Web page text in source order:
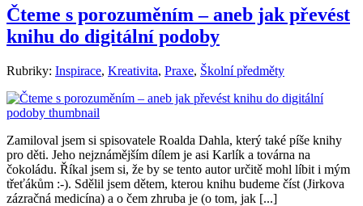
Čteme s porozuměním – aneb jak převést
knihu do digitální podoby
Rubriky: Inspirace, Kreativita, Praxe, Školní předměty
Zamiloval jsem si spisovatele Roalda Dahla, který také píše knihy
pro děti. Jeho nejznámějším dílem je asi Karlík a továrna na
čokoládu. Říkal jsem si, že by se tento autor určitě mohl líbit i mým
třeťákům :-). Sdělil jsem dětem, kterou knihu budeme číst (Jirkova
zázračná medicína) a o čem zhruba je (o tom, jak [...]